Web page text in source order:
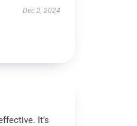
Dec 2, 2024
It’s